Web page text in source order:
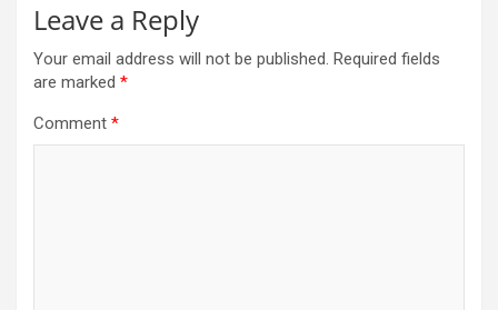
Leave a Reply
Your email address will not be published. Required fields
are marked *
Comment *